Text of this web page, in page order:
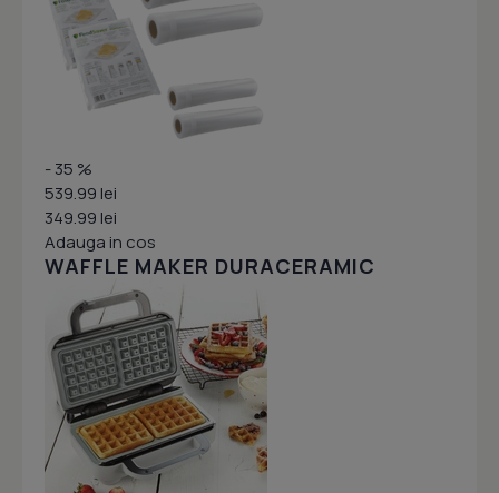
- 35 %
539.99 lei
349.99 lei
Adauga in cos
WAFFLE MAKER DURACERAMIC